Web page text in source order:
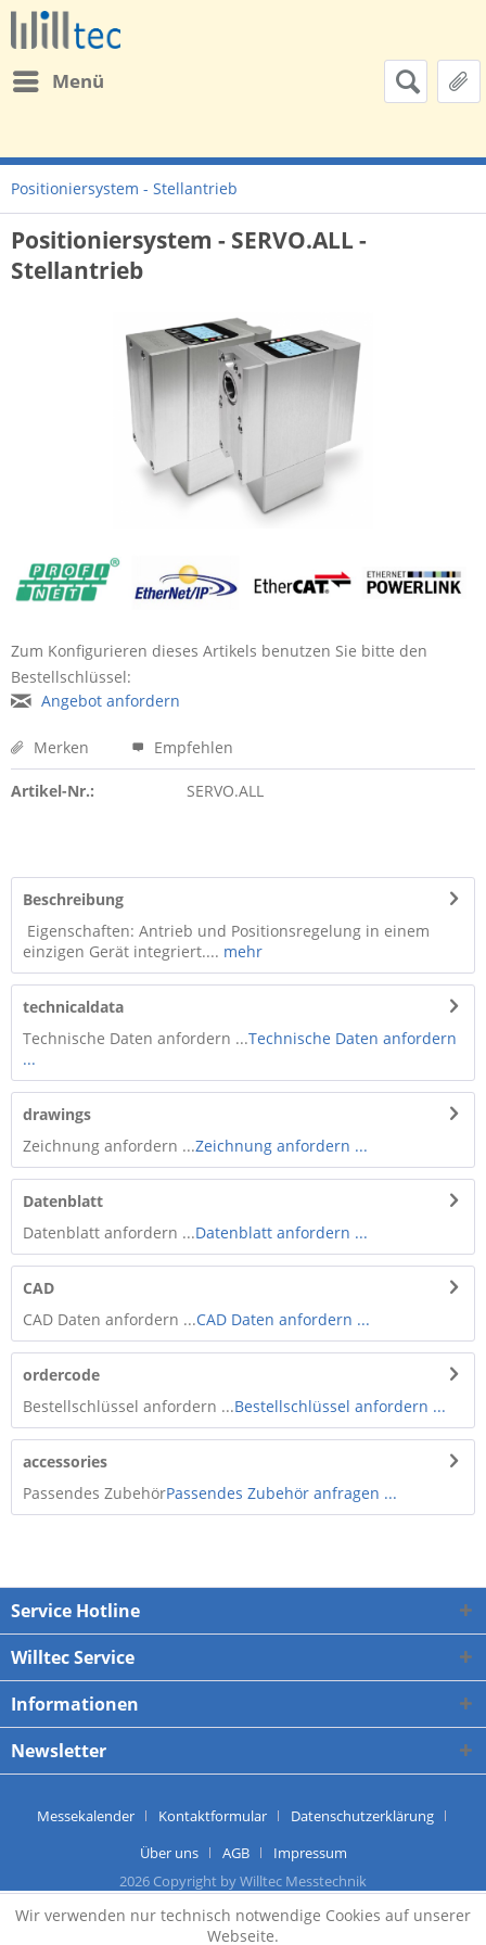
Menü
Positioniersystem - Stellantrieb
Positioniersystem - SERVO.ALL -
Stellantrieb
Zum Konfigurieren dieses Artikels benutzen Sie bitte den
Bestellschlüssel:
Angebot anfordern
Merken Empfehlen
Artikel-Nr.: SERVO.ALL
Beschreibung
Eigenschaften: Antrieb und Positionsregelung in einem
einzigen Gerät integriert.... mehr
technicaldata
Technische Daten anfordern ...Technische Daten anfordern
...
drawings
Zeichnung anfordern ...Zeichnung anfordern ...
Datenblatt
Datenblatt anfordern ...Datenblatt anfordern ...
CAD
CAD Daten anfordern ...CAD Daten anfordern ...
ordercode
Bestellschlüssel anfordern ...Bestellschlüssel anfordern ...
accessories
Passendes ZubehörPassendes Zubehör anfragen ...
Service Hotline
Willtec Service
Informationen
Newsletter
Messekalender Kontaktformular
Datenschutzerklärung
Über uns
AGB
Impressum
2026 Copyright by Willtec Messtechnik
Wir verwenden nur technisch notwendige Cookies auf unserer
Webseite.